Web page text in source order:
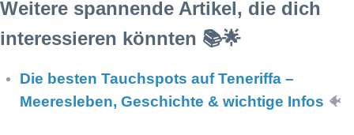
Weitere spannende Artikel, die dich
interessieren könnten 📚🌟
Die besten Tauchspots auf Teneriffa –
Meeresleben, Geschichte & wichtige Infos 🐠